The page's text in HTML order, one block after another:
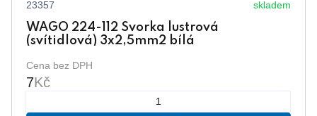
23357 skladem
WAGO 224-112 Svorka lustrová
(svítidlová) 3x2,5mm2 bílá
Cena bez DPH
7Kč